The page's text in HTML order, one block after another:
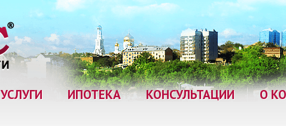
УСЛУГИ ИПОТЕКА КОНСУЛЬТАЦИИ О